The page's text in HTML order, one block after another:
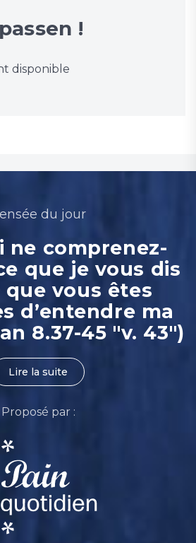
!
disponible
du jour
ne comprenez-
que je vous dis
que vous êtes
d’entendre ma
8.37-45 "v. 43")
Lire la suite
Proposé par :